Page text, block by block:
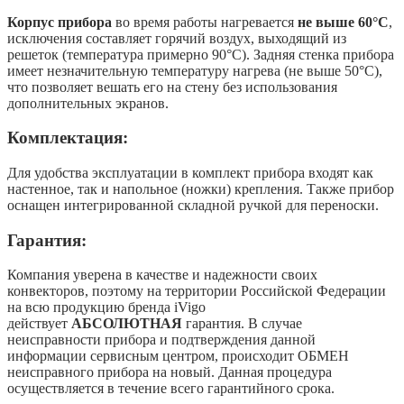
Корпус прибора во время работы нагревается не выше 60°С,
исключения составляет горячий воздух, выходящий из
решеток (температура примерно 90°С). Задняя стенка прибора
имеет незначительную температуру нагрева (не выше 50°С),
что позволяет вешать его на стену без использования
дополнительных экранов.
Комплектация:
Для удобства эксплуатации в комплект прибора входят как
настенное, так и напольное (ножки) крепления. Также прибор
оснащен интегрированной складной ручкой для переноски.
Гарантия:
Компания уверена в качестве и надежности своих
конвекторов, поэтому на территории Российской Федерации
на всю продукцию бренда iVigo
действует АБСОЛЮТНАЯ гарантия. В случае
неисправности прибора и подтверждения данной
информации сервисным центром, происходит ОБМЕН
неисправного прибора на новый. Данная процедура
осуществляется в течение всего гарантийного срока.